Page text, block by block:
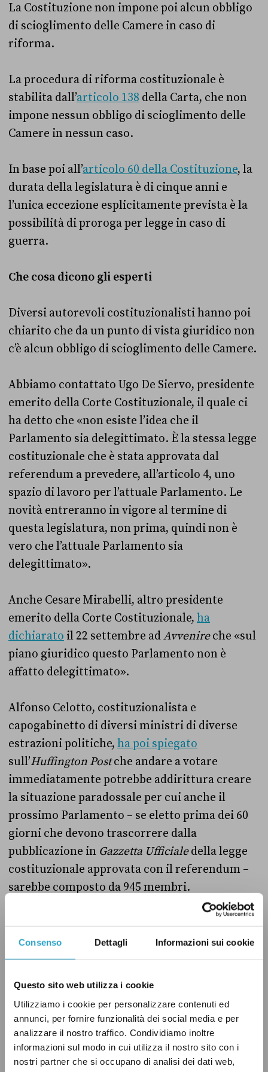
Consenso Dettagli Informazioni sui cookie
Questo sito web utilizza i cookie
Utilizziamo i cookie per personalizzare contenuti ed
annunci, per fornire funzionalità dei social media e per
analizzare il nostro traffico. Condividiamo inoltre
informazioni sul modo in cui utilizza il nostro sito con i
nostri partner che si occupano di analisi dei dati web,
La Costituzione non impone poi alcun obbligo
di scioglimento delle Camere in caso di
riforma.
La procedura di riforma costituzionale è
stabilita dall’articolo 138 della Carta, che non
impone nessun obbligo di scioglimento delle
Camere in nessun caso.
In base poi all’articolo 60 della Costituzione, la
durata della legislatura è di cinque anni e
l’unica eccezione esplicitamente prevista è la
possibilità di proroga per legge in caso di
guerra.
Che cosa dicono gli esperti
Diversi autorevoli costituzionalisti hanno poi
chiarito che da un punto di vista giuridico non
c’è alcun obbligo di scioglimento delle Camere.
Abbiamo contattato Ugo De Siervo, presidente
emerito della Corte Costituzionale, il quale ci
ha detto che «non esiste l’idea che il
Parlamento sia delegittimato. È la stessa legge
costituzionale che è stata approvata dal
referendum a prevedere, all’articolo 4, uno
spazio di lavoro per l’attuale Parlamento. Le
novità entreranno in vigore al termine di
questa legislatura, non prima, quindi non è
vero che l’attuale Parlamento sia
delegittimato».
Anche Cesare Mirabelli, altro presidente
emerito della Corte Costituzionale, ha
dichiarato il 22 settembre adAvvenireche «sul
piano giuridico questo Parlamento non è
affatto delegittimato».
Alfonso Celotto, costituzionalista e
capogabinetto di diversi ministri di diverse
estrazioni politiche, ha poi spiegato
sull’Huffington Postche andare a votare
immediatamente potrebbe addirittura creare
la situazione paradossale per cui anche il
prossimo Parlamento – se eletto prima dei 60
giorni che devono trascorrere dalla
pubblicazione in Gazzetta Ufficialedella legge
costituzionale approvata con il referendum –
sarebbe composto da 945 membri.
Secondo Celotto, poi, «non è pensabile di
annullare tutto e andare a votare subito,
perché ci sono delle esigenze di
costituzionalista porta come esempio quanto
accaduto con il Porcellum, la legge elettorale
bocciata dalla Consulta nel 2014. Allora i
giudici costituzionalispecificarononella
sentenza che anche un Parlamento eletto con